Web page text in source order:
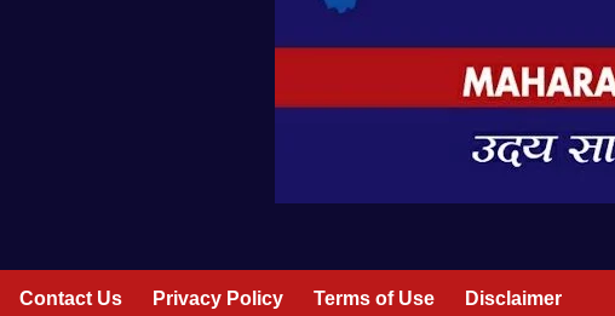
Contact Us Privacy Policy Terms of Use Disclaimer